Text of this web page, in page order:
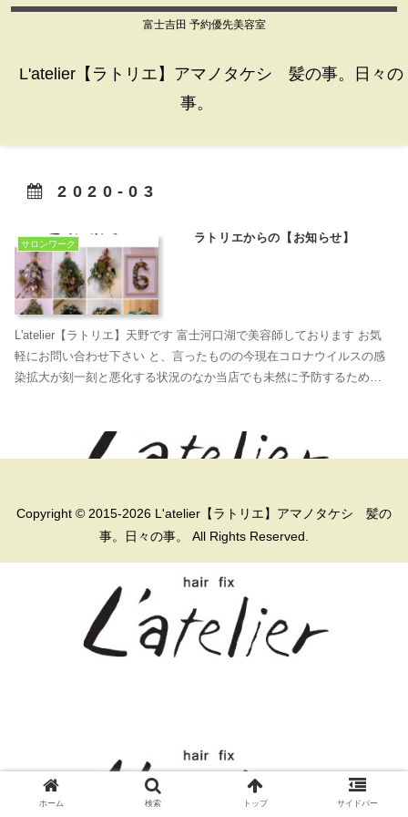
富士吉田 予約優先美容室
L'atelier【ラトリエ】アマノタケシ 髪の事。日々の
事。
2020-03
サロンワーク ラトリエからの【お知らせ】
L'atelier【ラトリエ】天野です 富士河口湖で美容師しております お気
軽にお問い合わせ下さい と、言ったものの今現在コロナウイルスの感
染拡大が刻一刻と悪化する状況のなか当店でも未然に予防するため衛
Copyright © 2015-2026 L'atelier【ラトリエ】アマノタケシ 髪の
事。日々の事。 All Rights Reserved.
ホーム 検索 トップ サイドバー